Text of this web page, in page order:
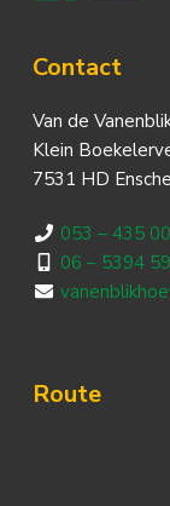
Contact
Van de
Klein
7531 HD
053 – 435
06 – 5394
Route